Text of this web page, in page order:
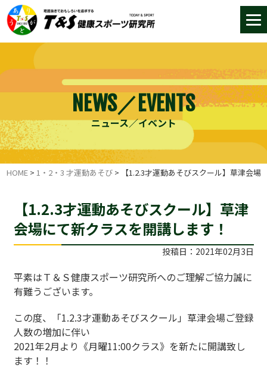
NEWS／EVENTS
ニュース／イベント
HOME >1・2・3 才運動あそび > 【1.2.3才運動あそびスクール】草津会
【1.2.3才運動あそびスクール】草津
会場にて新クラスを開講します！
投稿日：2021年02月3日
平素はＴ＆Ｓ健康スポーツ研究所へのご理解ご協力誠に
有難うございます。
この度、「1.2.3才運動あそびスクール」草津会場ご登録
人数の増加に伴い
2021年2月より《月曜11:00クラス》を新たに開講致し
ます！！